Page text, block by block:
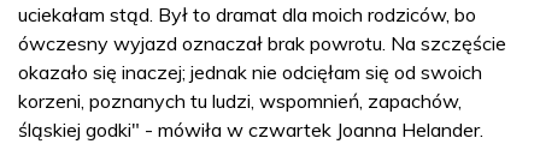
uciekałam stąd. Był to dramat dla moich rodziców, bo
ówczesny wyjazd oznaczał brak powrotu. Na szczęście
okazało się inaczej; jednak nie odcięłam się od swoich
korzeni, poznanych tu ludzi, wspomnień, zapachów,
śląskiej godki" - mówiła w czwartek Joanna Helander.